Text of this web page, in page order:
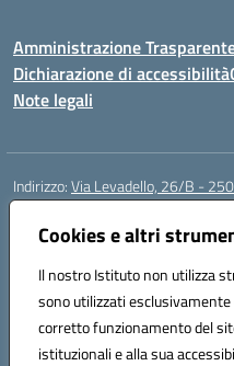
Cookies e altri
Il nostro Istituto non utilizza
sono utilizzati
corretto funzionamento del
istituzionali e alla sua
Amministrazione
Dichiarazione di accessibilità
Note legali
Indirizzo:Via Levadello, 26/B -
Centralino:
Posta elettronica certificata (PEC):
Codice fiscale: 91011920179
Codice meccanografico:
Codice Indice delle Pubbliche
Codice unico di fatturazione (CUF):